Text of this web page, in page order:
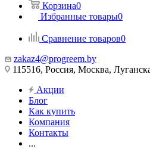
Корзина0
Избранные товары0
Сравнение товаров0
zakaz4@progreem.by
115516, Россия, Москва,
Акции
Блог
Как купить
Компания
Контакты
...